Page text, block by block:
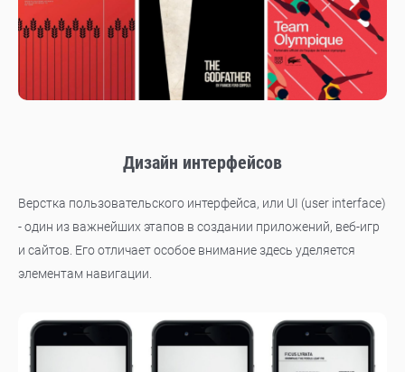
Дизайн интерфейсов
Верстка пользовательского интерфейса, или UI (user interface)
- один из важнейших этапов в создании приложений, веб-игр
и сайтов. Его отличает особое внимание здесь уделяется
элементам навигации.